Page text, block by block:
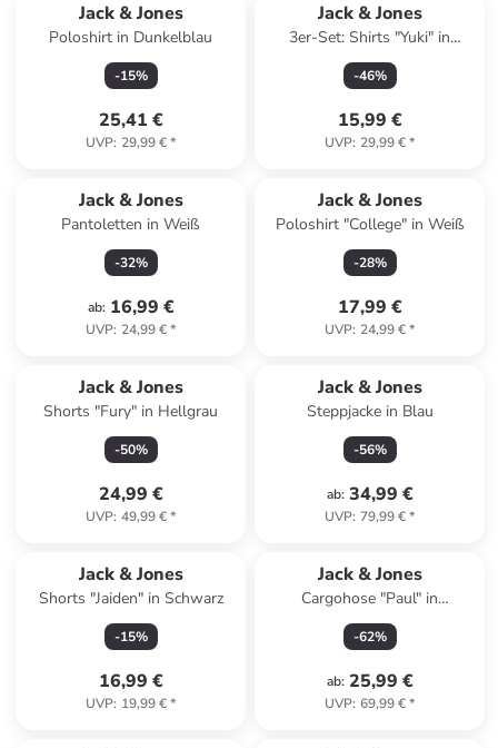
Jack & Jones
Poloshirt in Dunkelblau
-15%
25,41 €
UVP: 29,99 €*
Jack & Jones
3er-Set: Shirts "Yuki" in
Schwarz/ Blau/ Weiß
-46%
15,99 €
UVP: 29,99 €*
Jack & Jones
Pantoletten in Weiß
-32%
ab: 16,99 €
UVP: 24,99 €*
Jack & Jones
Poloshirt "College" in Weiß
-28%
17,99 €
UVP: 24,99 €*
Jack & Jones
Shorts "Fury" in Hellgrau
-50%
24,99 €
UVP: 49,99 €*
Jack & Jones
Steppjacke in Blau
-56%
ab: 34,99 €
UVP: 79,99 €*
Jack & Jones
Shorts "Jaiden" in Schwarz
-15%
16,99 €
UVP: 19,99 €*
Jack & Jones
Cargohose "Paul" in
Dunkelblau
-62%
ab: 25,99 €
UVP: 69,99 €*